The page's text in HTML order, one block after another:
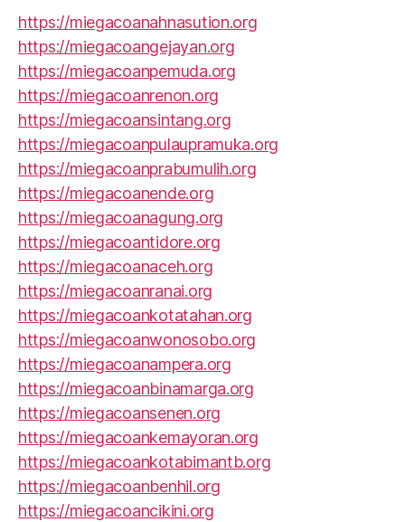
https://miegacoanahnasution.org
https://miegacoangejayan.org
https://miegacoanpemuda.org
https://miegacoanrenon.org
https://miegacoansintang.org
https://miegacoanpulaupramuka.org
https://miegacoanprabumulih.org
https://miegacoanende.org
https://miegacoanagung.org
https://miegacoantidore.org
https://miegacoanaceh.org
https://miegacoanranai.org
https://miegacoankotatahan.org
https://miegacoanwonosobo.org
https://miegacoanampera.org
https://miegacoanbinamarga.org
https://miegacoansenen.org
https://miegacoankemayoran.org
https://miegacoankotabimantb.org
https://miegacoanbenhil.org
https://miegacoancikini.org